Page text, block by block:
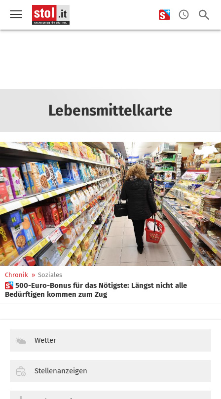
Lebensmittelkarte
Chronik » Soziales
 500-Euro-Bonus für das Nötigste: Längst nicht alle
Bedürftigen kommen zum Zug
Wetter
Stellenanzeigen